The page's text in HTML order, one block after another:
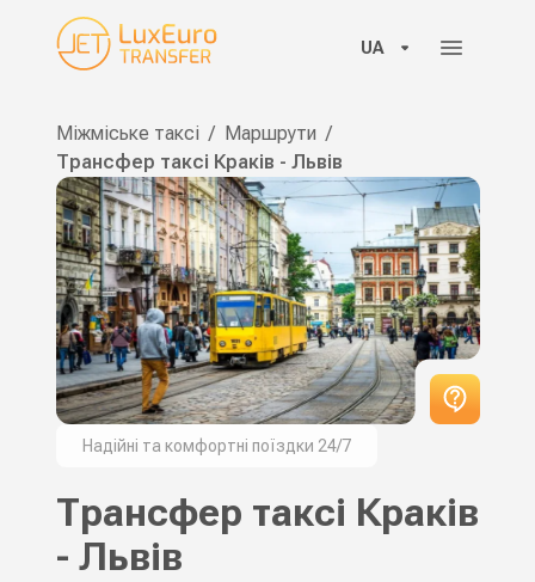
UA
Міжміське таксі / Маршрути /
Трансфер таксі Краків - Львів
Надійні та комфортні поїздки 24/7
Трансфер таксі Краків
- Львів